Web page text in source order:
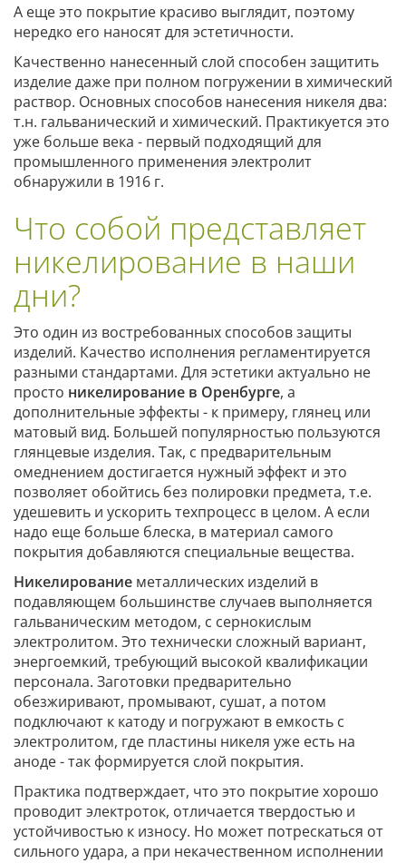
А еще это покрытие красиво выглядит, поэтому
нередко его наносят для эстетичности.
Качественно нанесенный слой способен защитить
изделие даже при полном погружении в химический
раствор. Основных способов нанесения никеля два:
т.н. гальванический и химический. Практикуется это
уже больше века - первый подходящий для
промышленного применения электролит
обнаружили в 1916 г.
Что собой представляет
никелирование в наши
дни?
Это один из востребованных способов защиты
изделий. Качество исполнения регламентируется
разными стандартами. Для эстетики актуально не
просто никелирование в Оренбурге, а
дополнительные эффекты - к примеру, глянец или
матовый вид. Большей популярностью пользуются
глянцевые изделия. Так, с предварительным
омеднением достигается нужный эффект и это
позволяет обойтись без полировки предмета, т.е.
удешевить и ускорить техпроцесс в целом. А если
надо еще больше блеска, в материал самого
покрытия добавляются специальные вещества.
Никелирование металлических изделий в
подавляющем большинстве случаев выполняется
гальваническим методом, с сернокислым
электролитом. Это технически сложный вариант,
энергоемкий, требующий высокой квалификации
персонала. Заготовки предварительно
обезжиривают, промывают, сушат, а потом
подключают к катоду и погружают в емкость с
электролитом, где пластины никеля уже есть на
аноде - так формируется слой покрытия.
Практика подтверждает, что это покрытие хорошо
проводит электроток, отличается твердостью и
устойчивостью к износу. Но может потрескаться от
сильного удара, а при некачественном исполнении